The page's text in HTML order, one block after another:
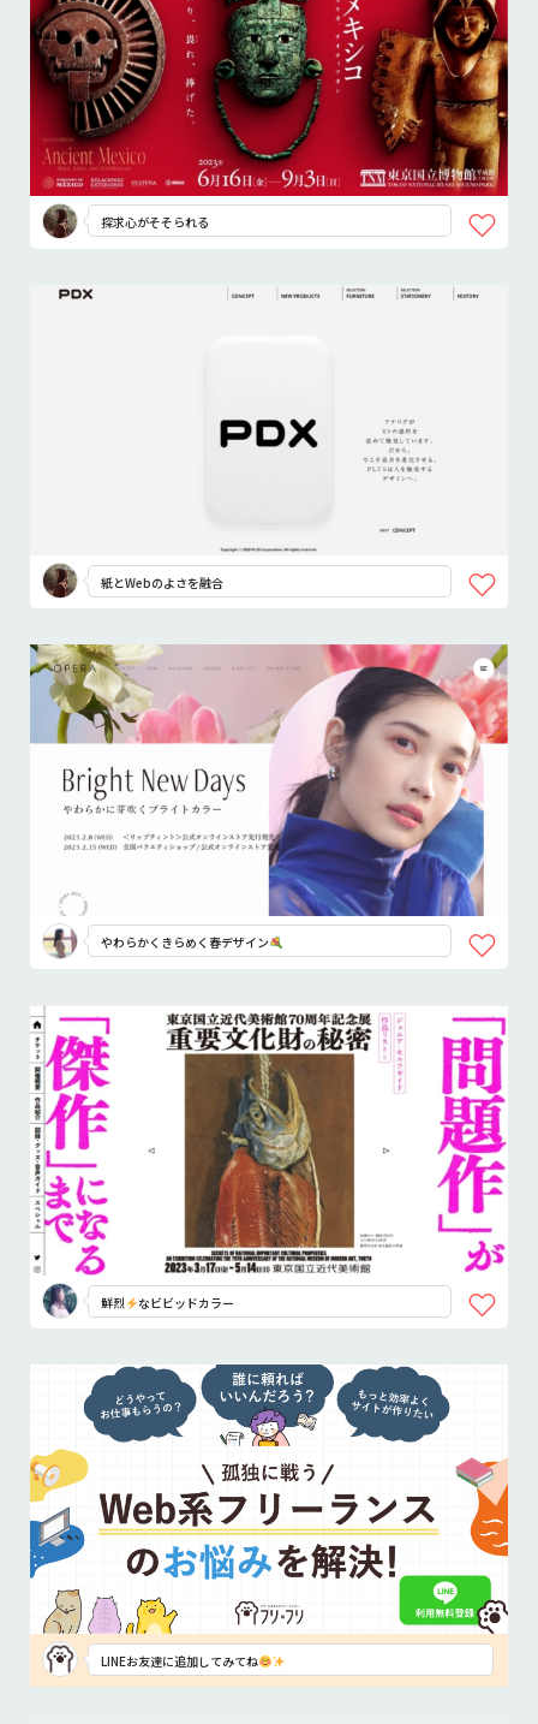
探求心がそそられる
紙とWebのよさを融合
やわらかくきらめく春デザイン
鮮烈 なビビッドカラー
LINEお友達に追加してみてね